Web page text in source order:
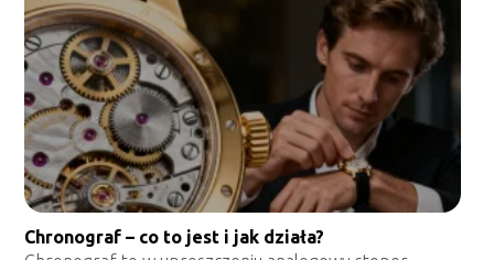
Chronograf – co to jest i jak działa?